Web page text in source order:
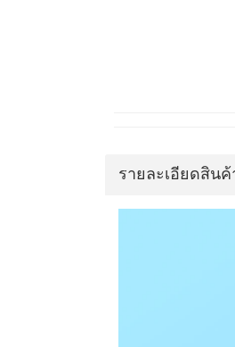
รายละเอียดสินค้